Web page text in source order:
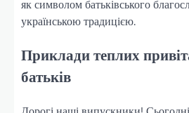
як символом батьківського
українською традицією.
Приклади теплих
батьків